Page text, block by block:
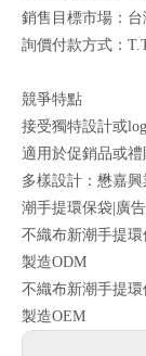
銷售目標市場：
詢價付款方式：
競爭特點
接受獨特設計或
適用於促銷品或禮
多樣設計：懋嘉
潮手提環保袋|廣
不織布新潮手提
製造ODM
不織布新潮手提
製造OEM